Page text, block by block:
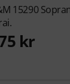
15290
kr